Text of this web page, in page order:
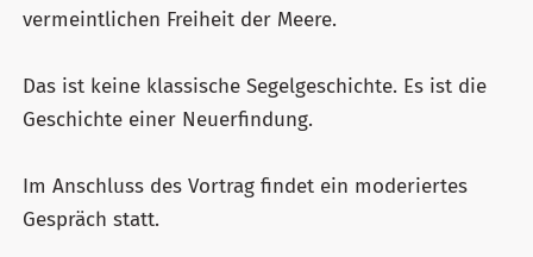
vermeintlichen Freiheit der Meere.
Das ist keine klassische Segelgeschichte. Es ist die
Geschichte einer Neuerfindung.
Im Anschluss des Vortrag findet ein moderiertes
Gespräch statt.